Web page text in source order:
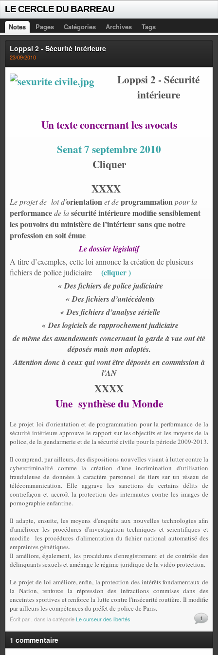
LE CERCLE DU BARREAU
Notes Pages Catégories Archives Tags
Loppsi 2 - Sécurité intérieure
23/09/2010
Loppsi 2 - Sécurité
intérieure
Un texte concernant les avocats
Senat 7 septembre 2010
Cliquer
XXXX
Le projet de loi d'orientationet deprogrammationpour la
performancede lasécurité intérieure modifie sensiblement
les pouvoirs du ministère de l’intérieur sans que notre
profession en soit émue
Le dossier législatif
A titre d’exemples, cette loi annonce la création de plusieurs
fichiers de police judiciaire (cliquer )
« Des fichiers de police judiciaire
« Des fichiers d’antécédents
« Des fichiers d’analyse sérielle
« Des logiciels de rapprochement judiciaire
de même des amendements concernant la garde à vue ont été
déposés mais non adoptés.
Attention donc à ceux qui vont être déposés en commission à
l'AN
XXXX
Une synthèse du Monde
Le projet loi d'orientation et de programmation pour la performance de la
sécurité intérieure approuve le rapport sur les objectifs et les moyens de la
police, de la gendarmerie et de la sécurité civile pour la période 2009-2013.
Il comprend, par ailleurs, des dispositions nouvelles visant à lutter contre la
cybercriminalité comme la création d'une incrimination d'utilisation
frauduleuse de données à caractère personnel de tiers sur un réseau de
télécommunication. Elle aggrave les sanctions de certains délits de
contrefaçon et accroît la protection des internautes contre les images de
pornographie enfantine.
Il adapte, ensuite, les moyens d'enquête aux nouvelles technologies afin
d'améliorer les procédures d'investigation techniques et scientifiques et
modifie
les procédures d'alimentation du fichier national automatisé des
empreintes génétiques.
Il améliore, également, les procédures d'enregistrement et de contrôle des
délinquants sexuels et aménage le régime juridique de la vidéo protection.
Le projet de loi améliore, enfin, la protection des intérêts fondamentaux de
la Nation, renforce la répression des infractions commises dans des
enceintes sportives et renforce la lutte contre l'insécurité routière. Il modifie
par ailleurs les compétences du préfet de police de Paris.
Écrit par dans la catégorie Le curseur des libertés 1
1 commentaire